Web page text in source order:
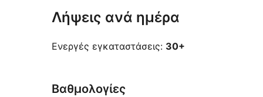
Λήψεις ανά ημέρα
Ενεργές εγκαταστάσεις: 30+
Βαθμολογίες